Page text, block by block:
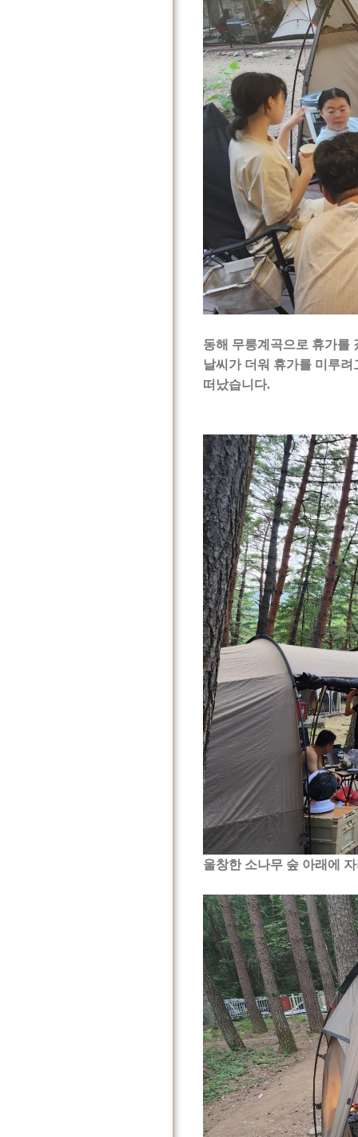
동해 무릉계곡으로 휴가를
날씨가 더워 휴가를 미루
떠났습니다.
울창한 소나무 숲 아래에